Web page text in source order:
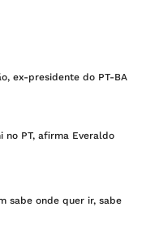
ex-presidente do PT-BA
no PT, afirma Everaldo
sabe onde quer ir, sabe